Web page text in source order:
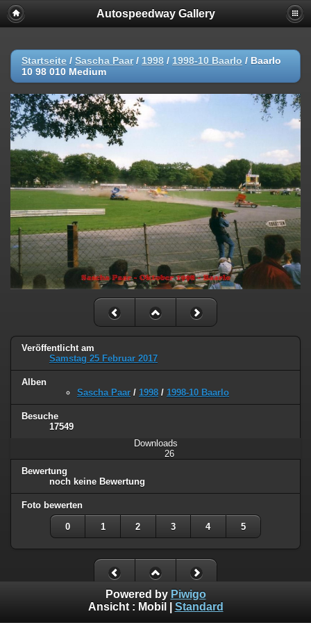
Autospeedway Gallery
Startseite / Sascha Paar/ 1998 / 1998-10 Baarlo / Baarlo
10 98 010 Medium
Veröffentlicht am
Samstag 25 Februar 2017
Alben
Sascha Paar / 1998 / 1998-10 Baarlo
Besuche
17549
Downloads
26
Bewertung
noch keine Bewertung
Foto bewerten
0 1 2 3 4 5
Powered by Piwigo
Ansicht : Mobil Standard